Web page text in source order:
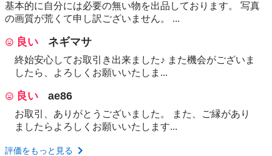
基本的に自分には必要の無い物を出品しております。 写真
の画質が荒くて申し訳ございません。 ...
良い ネギマサ
終始安心してお取引き出来ました♪ また機会がございま
したら、よろしくお願いいたしま...
良い ae86
お取引、ありがとうございました。 また、ご縁があり
ましたらよろしくお願いいたします...
評価をもっと見る